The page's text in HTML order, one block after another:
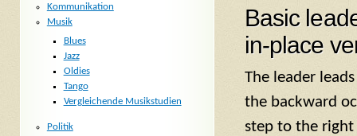
Basic
in-place
The leader
the backward
step to the
Kommunikation
Musik
Blues
Jazz
Oldies
Tango
Vergleichende Musikstudien
Politik